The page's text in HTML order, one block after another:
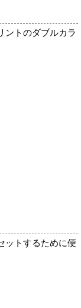
ントのダブルカラ
ットするために便